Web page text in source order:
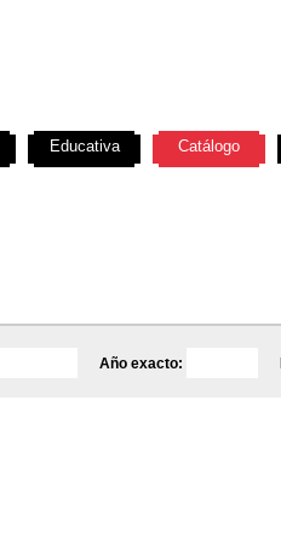
Año exacto:
Educativa Catálogo